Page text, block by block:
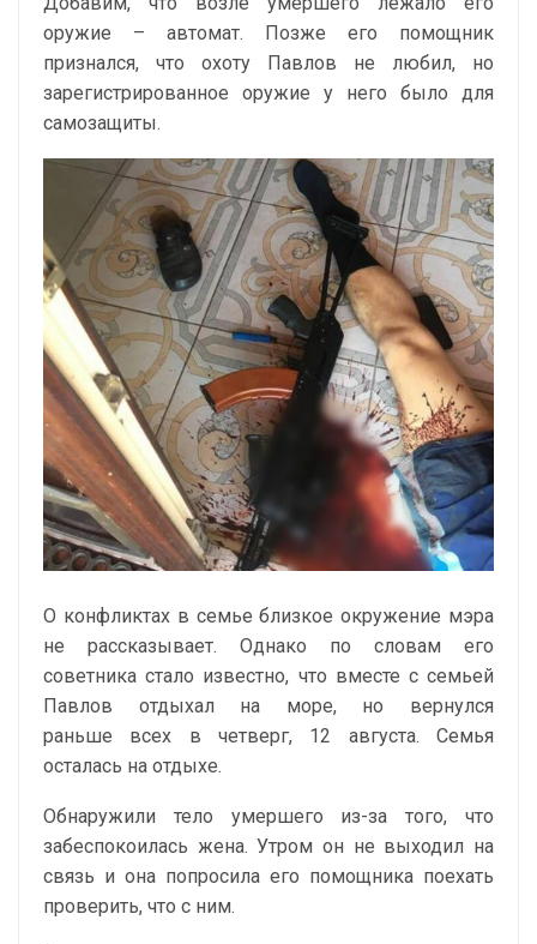
оружие – автомат. Позже его помощник
признался, что охоту Павлов не любил, но
зарегистрированное оружие у него было для
самозащиты.
О конфликтах в семье близкое окружение мэра
не рассказывает. Однако по словам его
советника стало известно, что вместе с семьей
Павлов отдыхал на море, но вернулся
раньше всех в четверг, 12 августа. Семья
осталась на отдыхе.
Обнаружили тело умершего из-за того, что
забеспокоилась жена. Утром он не выходил на
связь и она попросила его помощника поехать
проверить, что с ним.